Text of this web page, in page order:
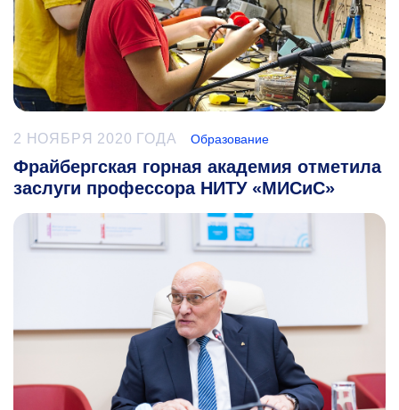
2 НОЯБРЯ 2020 ГОДА Образование
Фрайбергская горная академия отметила
заслуги профессора НИТУ «МИСиС»